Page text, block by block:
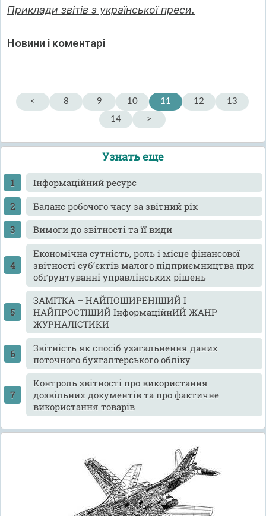
Приклади звітів з української преси.
Новини і коментарі
< 8 9 10 11 12
13
14
>
Узнать еще
Інформаційний ресурс
Баланс робочого часу за звітний рік
Вимоги до звітності та її види
Економічна сутність, роль і місце фінансової
звітності суб’єктів малого підприємництва при
обґрунтуванні управлінських рішень
ЗАМІТКА – НАЙПОШИРЕНІШИЙ І
НАЙПРОСТІШИЙ ІнформаційнИЙ ЖАНР
ЖУРНАЛІСТИКИ
Звітність як спосіб узагальнення даних
поточного бухгалтерського обліку
Контроль звітності про використання
дозвільних документів та про фактичне
використання товарів